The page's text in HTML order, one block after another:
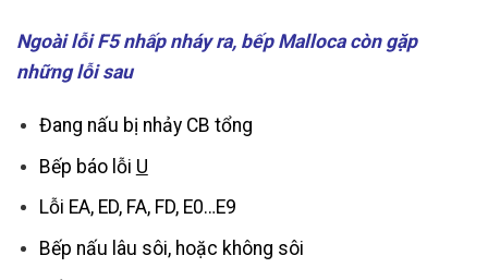
Ngoài lỗi F5 nhấp nháy ra, bếp Malloca còn gặp
những lỗi sau
Đang nấu bị nhảy CB tổng
Bếp báo lỗi U
Lỗi EA, ED, FA, FD, E0…E9
Bếp nấu lâu sôi, hoặc không sôi